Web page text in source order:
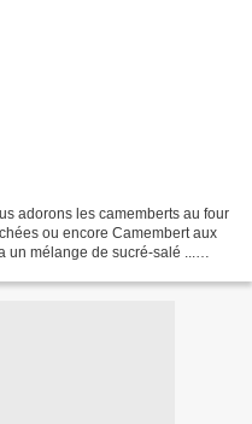
adorons les camemberts au four
ou encore Camembert aux
un mélange de sucré-salé ...